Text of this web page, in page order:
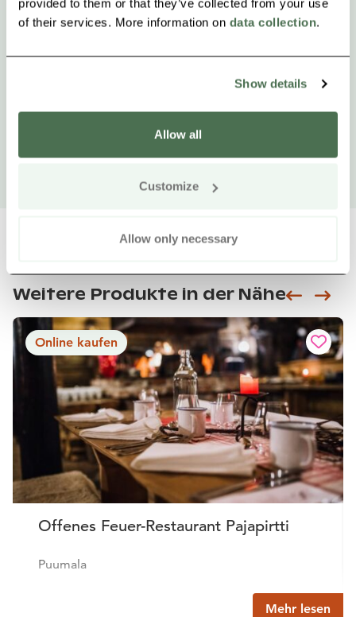
provided to them or that they’ve collected from your use
of their services. More information on data collection.
Show details
Allow all
Customize
Allow only necessary
Weitere Produkte in der Nähe
Online kaufen
Offenes Feuer-Restaurant Pajapirtti
Puumala
Mehr lesen
Siirry